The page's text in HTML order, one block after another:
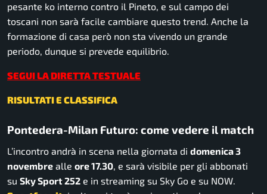
pesante ko interno contro il Pineto, e sul campo dei
toscani non sarà facile cambiare questo trend. Anche la
formazione di casa però non sta vivendo un grande
periodo, dunque si prevede equilibrio.
SEGUI LA DIRETTA TESTUALE
RISULTATI E CLASSIFICA
Pontedera-Milan Futuro: come vedere il match
L’incontro andrà in scena nella giornata di domenica 3
novembre alle ore 17.30 , e sarà visibile per gli abbonati
su Sky Sport 252 e in streaming su Sky Go e su NOW.